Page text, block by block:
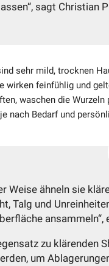
sagt Christian
sehr mild, trocknen
wirken feinfühlig und
waschen die
nach Bedarf und
Weise ähneln sie
Talg und
zu klärenden
um